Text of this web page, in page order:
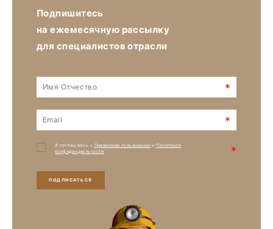
Подпишитесь
на ежемесячную рассылку
для специалистов отрасли
*
*
Я соглашаюсь с Правилами пользования иПолитикой
конфиденциальности
*
ПОДПИСАТЬСЯ